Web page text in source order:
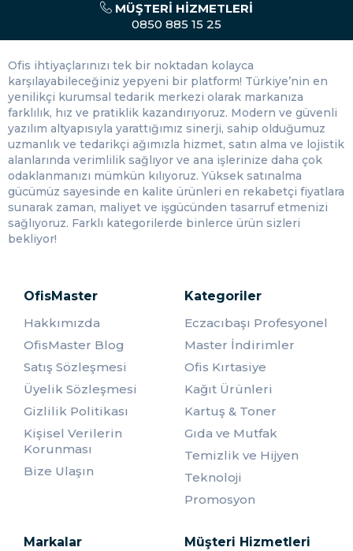
MÜŞTERI HIZMETLERI
0850 885 15 25
Ofis ihtiyaçlarınızı tek bir noktadan kolayca
karşılayabileceğiniz yepyeni bir platform! Türkiye’nin en
yenilikçi kurumsal tedarik merkezi olarak markanıza
farklılık, hız ve pratiklik kazandırıyoruz. Modern ve güvenli
yazılım altyapısıyla yarattığımız sinerji, sahip olduğumuz
uzmanlık ve tedarikçi ağımızla hizmet, satın alma ve lojistik
alanlarında verimlilik sağlıyor ve ana işlerinize daha çok
odaklanmanızı mümkün kılıyoruz. Yüksek satınalma
gücümüz sayesinde en kalite ürünleri en rekabetçi fiyatlara
sunarak zaman, maliyet ve işgücünden tasarruf etmenizi
sağlıyoruz. Farklı kategorilerde binlerce ürün sizleri
bekliyor!
OfisMaster
Hakkımızda
OfisMaster Blog
Satış Sözleşmesi
Üyelik Sözleşmesi
Gizlilik Politikası
Kişisel Verilerin
Korunması
Bize Ulaşın
Kategoriler
Eczacıbaşı Profesyonel
Master İndirimler
Ofis Kırtasiye
Kağıt Ürünleri
Kartuş & Toner
Gıda ve Mutfak
Temizlik ve Hijyen
Teknoloji
Promosyon
Markalar
Müşteri Hizmetleri